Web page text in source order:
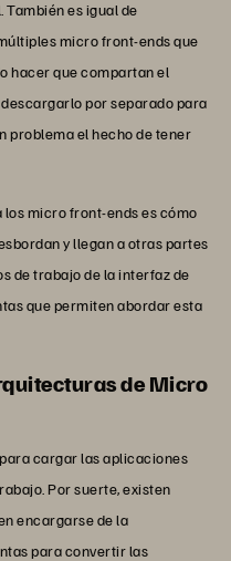
es igual de
micro front-ends que
hacer que compartan el
descargarlo por separado para
problema el hecho de tener
micro front-ends es cómo
y llegan a otras partes
de trabajo de la interfaz de
que permiten abordar esta
de Micro
cargar las aplicaciones
Por suerte, existen
encargarse de la
para convertir las